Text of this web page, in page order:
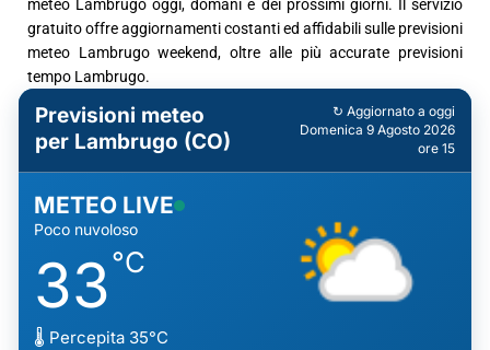
meteo Lambrugo oggi, domani e dei prossimi giorni. Il servizio
gratuito offre aggiornamenti costanti ed affidabili sulle previsioni
meteo Lambrugo weekend, oltre alle più accurate previsioni
tempo Lambrugo.
Previsioni meteo
per Lambrugo (CO)
↻ Aggiornato a oggi
Domenica 9 Agosto 2026
ore 15
METEO LIVE
Poco nuvoloso
33°C
🌡️ Percepita 35°C